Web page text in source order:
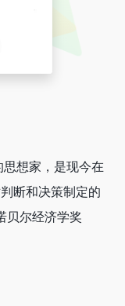
想家，是现今在
断和决策制定的
贝尔经济学奖